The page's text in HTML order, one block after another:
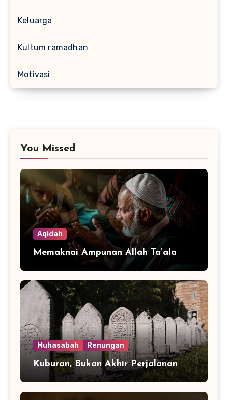
Keluarga
Kultum ramadhan
Motivasi
You Missed
Aqidah
Memaknai Ampunan Allah Ta’ala
Muhasabah Renungan
Kuburan, Bukan Akhir Perjalanan